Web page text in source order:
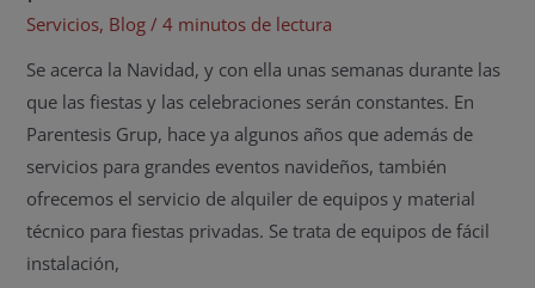
Servicios, Blog /4 minutos de lectura
Se acerca la Navidad, y con ella unas semanas durante las
que las fiestas y las celebraciones serán constantes. En
Parentesis Grup, hace ya algunos años que además de
servicios para grandes eventos navideños, también
ofrecemos el servicio de alquiler de equipos y material
técnico para fiestas privadas. Se trata de equipos de fácil
instalación,